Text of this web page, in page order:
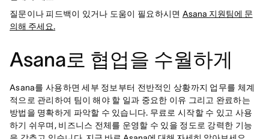
질문이나 피드백이 있거나 도움이 필요하시면 Asana 지원팀에 문
의해 주세요.
Asana로 협업을 수월하게
Asana를 사용하면 세부 정보부터 전반적인 상황까지 업무를 체계
적으로 관리하여 팀이 해야 할 일과 중요한 이유 그리고 완료하는
방법을 명확하게 파악할 수 있습니다. 무료로 시작할 수 있고 사용
하기 쉬우며, 비즈니스 전체를 운영할 수 있을 정도로 강력한 기능